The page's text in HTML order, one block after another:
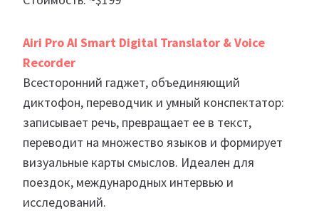
Airi Pro AI Smart Digital Translator & Voice
Recorder
Всесторонний гаджет, объединяющий
диктофон, переводчик и умный конспектатор:
записывает речь, превращает ее в текст,
переводит на множество языков и формирует
визуальные карты смыслов. Идеален для
поездок, международных интервью и
исследований.